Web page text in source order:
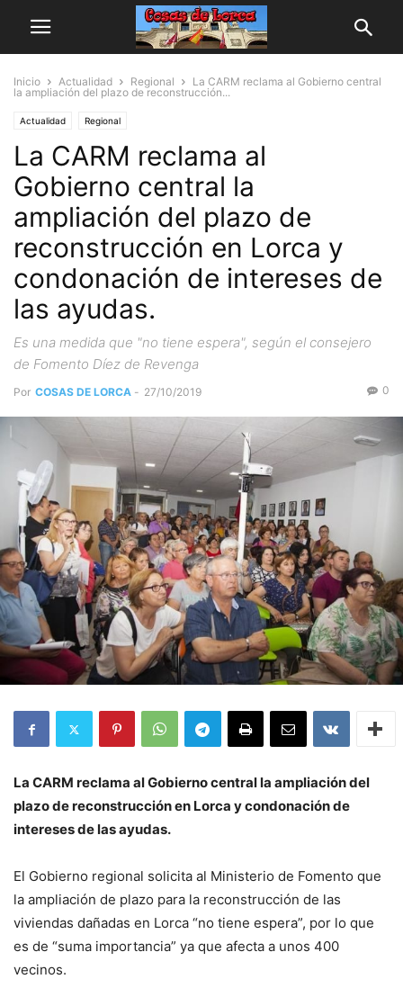
Inicio Actualidad Regional
La CARM reclama al Gobierno central
la ampliación del plazo de reconstrucción...
Actualidad Regional
La CARM reclama al
Gobierno central la
ampliación del plazo de
reconstrucción en Lorca y
condonación de intereses de
las ayudas.
Es una medida que "no tiene espera", según el consejero
de Fomento Díez de Revenga
Por COSAS DE LORCA - 27/10/2019 0
La CARM reclama al Gobierno central la ampliación del
plazo de reconstrucción en Lorca y condonación de
intereses de las ayudas.
El Gobierno regional solicita al Ministerio de Fomento que
la ampliación de plazo para la reconstrucción de las
viviendas dañadas en Lorca “no tiene espera”, por lo que
es de “suma importancia” ya que afecta a unos 400
vecinos.